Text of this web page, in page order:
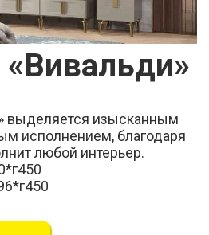
«Вивальди»
выделяется изысканным
исполнением, благодаря
любой интерьер.